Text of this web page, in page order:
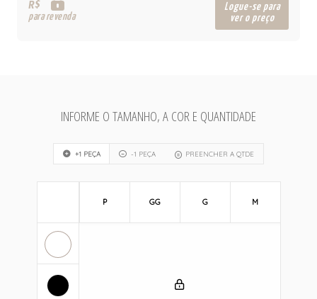
R$
para revenda
Logue-se para
ver o preço
INFORME O TAMANHO, A COR E QUANTIDADE
+1 PEÇA -1 PEÇA PREENCHER A QTDE
P GG G M